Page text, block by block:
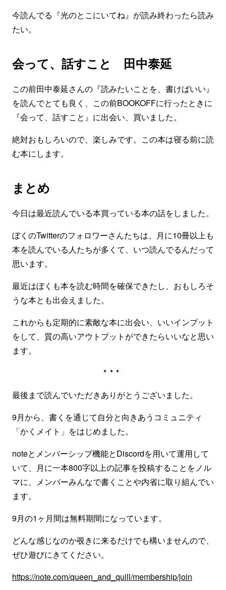
今読んでる『光のとこにいてね』が読み終わったら読み
たい。
会って、話すこと 田中泰延
この前田中泰延さんの『読みたいことを、書けばいい』
を読んでとても良く、この前BOOKOFFに行ったときに
『会って、話すこと』に出会い、買いました。
絶対おもしろいので、楽しみです。この本は寝る前に読
む本にします。
まとめ
今日は最近読んでいる本買っている本の話をしました。
ぼくのTwitterのフォロワーさんたちは、月に10冊以上も
本を読んでいる人たちが多くて、いつ読んでるんだって
思います。
最近はぼくも本を読む時間を確保できたし、おもしろそ
うな本とも出会えました。
これからも定期的に素敵な本に出会い、いいインプット
をして、質の高いアウトプットができたらいいなと思い
ます。
***
最後まで読んでいただきありがとうございました。
9月から、書くを通じて自分と向きあうコミュニティ
「かくメイト」をはじめました。
noteとメンバーシップ機能とDiscordを用いて運用して
いて、月に一本800字以上の記事を投稿することをノル
マに、メンバーみんなで書くことや内省に取り組んでい
ます。
9月の1ヶ月間は無料期間になっています。
どんな感じなのか覗きに来るだけでも構いませんので、
ぜひ遊びにきてください。
https://note.com/queen_and_quill/membership/join